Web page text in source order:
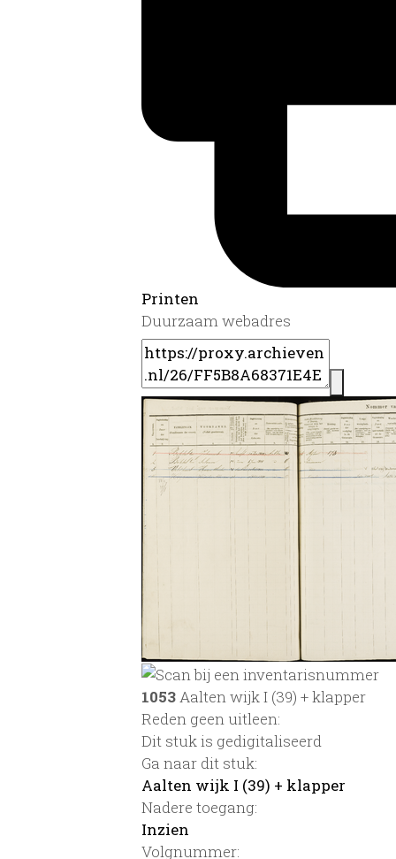
Printen
Duurzaam webadres
1053Aalten wijk I (39) + klapper
Reden geen uitleen:
Dit stuk is gedigitaliseerd
Ga naar dit stuk:
Aalten wijk I (39) + klapper
Nadere toegang:
Inzien
Volgnummer: